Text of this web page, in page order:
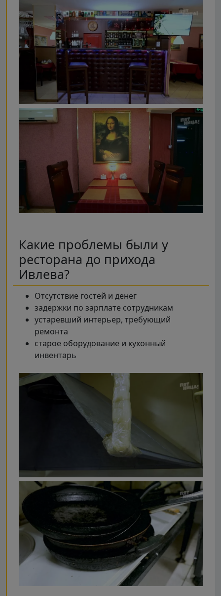
Какие проблемы были у
ресторана до прихода
Ивлева?
Отсутствие гостей и денег
задержки по зарплате сотрудникам
устаревший интерьер, требующий
ремонта
старое оборудование и кухонный
инвентарь